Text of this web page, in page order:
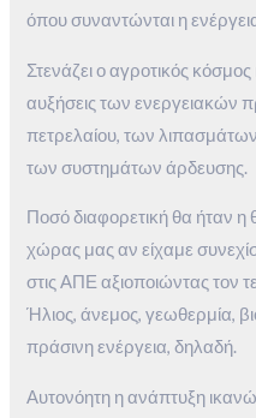
όπου συναντώνται η
Στενάζει ο αγροτικός
αυξήσεις των ενεργειακών
πετρελαίου, των
των συστημάτων άρδευσης.
Ποσό διαφορετική θα ήταν
χώρας μας αν είχαμε
στις ΑΠΕ αξιοποιώντας τον
Ήλιος, άνεμος, γεωθερμία,
πράσινη ενέργεια, δηλαδή.
Αυτονόητη η ανάπτυξη